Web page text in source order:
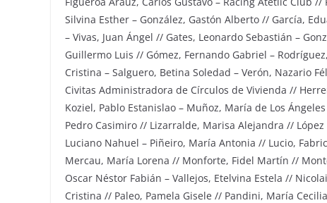
Silvina Esther – González, Gastón Alberto // García,
– Vivas, Juan Ángel // Gates, Leonardo Sebastián –
Guillermo Luis // Gómez, Fernando Gabriel –
Cristina – Salguero, Betina Soledad – Verón, Nazario
Civitas Administradora de Círculos de Vivienda //
Koziel, Pablo Estanislao – Muñoz, María de Los
Pedro Casimiro // Lizarralde, Marisa Alejandra //
Luciano Nahuel – Piñeiro, María Antonia // Lucio,
Mercau, María Lorena // Monforte, Fidel Martín //
Oscar Néstor Fabián – Vallejos, Etelvina Estela //
Cristina // Paleo, Pamela Gisele // Pandini, María